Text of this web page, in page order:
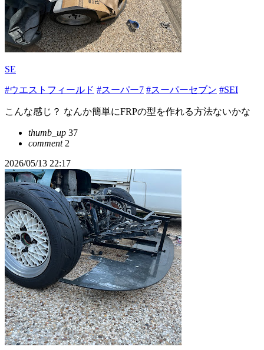
SE
#ウエストフィールド #スーパー7 #スーパーセブン #SEI
こんな感じ？ なんか簡単にFRPの型を作れる方法ないかな
thumb_up 37
comment2
2026/05/13 22:17